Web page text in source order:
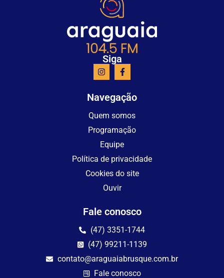
Siga
Navegação
Quem somos
Programação
Equipe
Política de privacidade
Cookies do site
Ouvir
Fale conosco
(47) 3351-1744
(47) 99211-1139
contato@araguaiabrusque.com.br
Fale conosco